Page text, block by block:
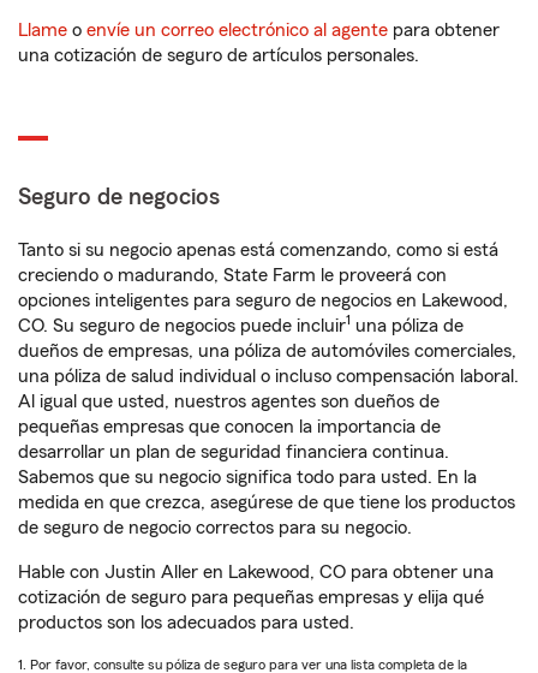
Llame o envíe un correo electrónico al agente para obtener
una cotización de seguro de artículos personales.
Seguro de negocios
Tanto si su negocio apenas está comenzando, como si está
creciendo o madurando, State Farm le proveerá con
opciones inteligentes para seguro de negocios en Lakewood,
CO. Su seguro de negocios puede incluir1 una póliza de
dueños de empresas, una póliza de automóviles comerciales,
una póliza de salud individual o incluso compensación laboral.
Al igual que usted, nuestros agentes son dueños de
pequeñas empresas que conocen la importancia de
desarrollar un plan de seguridad financiera continua.
Sabemos que su negocio significa todo para usted. En la
medida en que crezca, asegúrese de que tiene los productos
de seguro de negocio correctos para su negocio.
Hable con Justin Aller en Lakewood, CO para obtener una
cotización de seguro para pequeñas empresas y elija qué
productos son los adecuados para usted.
1. Por favor, consulte su póliza de seguro para ver una lista completa de la